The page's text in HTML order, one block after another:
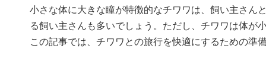
小さな体に大きな瞳が特徴的なチワワは、飼い主さん
る飼い主さんも多いでしょう。ただし、チワワは体が
この記事では、チワワとの旅行を快適にするための準